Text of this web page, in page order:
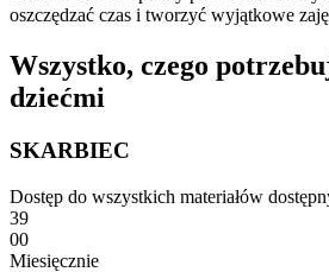
oszczędzać czas i tworzyć wyjątkowe
Wszystko, czego
dziećmi
SKARBIEC
Dostęp do wszystkich materiałów
39
00
Miesięcznie